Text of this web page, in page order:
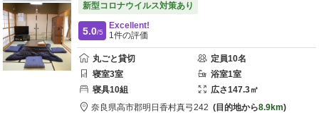
新型コロナウイルス対策あり
5.0/5
Excellent!
1件の評価
丸ごと貸切 定員10名
寝室3室 浴室1室
寝具10組 広さ147.3㎡
奈良県高市郡明日香村真弓242 目的地から8.9km